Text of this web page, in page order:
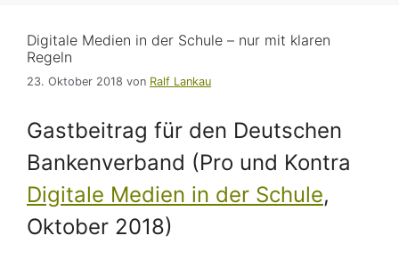
Digitale Medien in der Schule – nur mit klaren
Regeln
23. Oktober 2018 von Ralf Lankau
Gastbeitrag für den Deutschen
Bankenverband (Pro und Kontra
Digitale Medien in der Schule,
Oktober 2018)